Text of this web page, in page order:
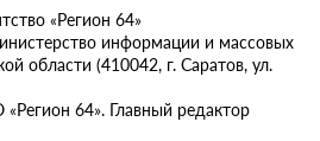
«Регион 64»
информации и массовых
области (410042, г. Саратов, ул.
64». Главный редактор